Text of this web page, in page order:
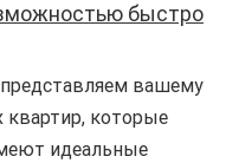
быстро
вашему
которые
идеальные